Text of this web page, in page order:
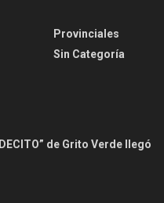
Provinciales
Sin Categoría
de Grito Verde llegó